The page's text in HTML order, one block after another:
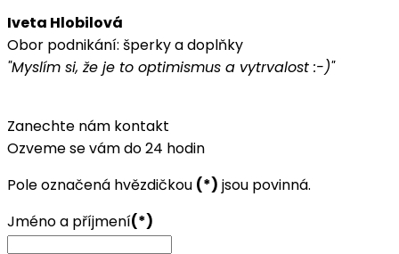
Iveta Hlobilová
Obor podnikání: šperky a doplňky
"Myslím si, že je to optimismus a vytrvalost :-)"
Zanechte nám kontakt
Ozveme se vám do 24 hodin
Pole označená hvězdičkou (*) jsou povinná.
Jméno a příjmení(*)